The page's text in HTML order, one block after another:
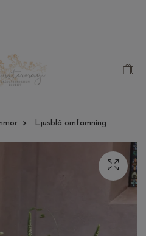
Ljusblå omfamning